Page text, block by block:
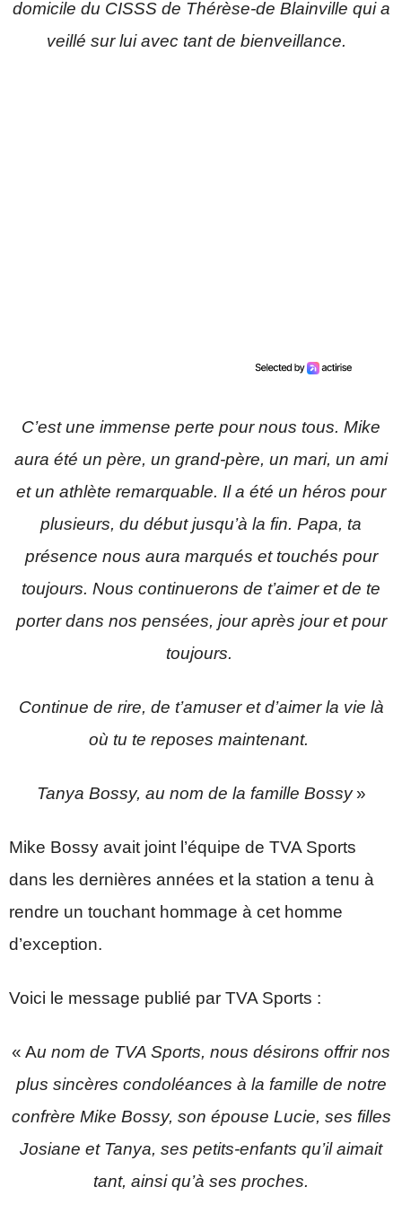
domicile du CISSS de Thérèse-de Blainville qui a
veillé sur lui avec tant de bienveillance.
C’est une immense perte pour nous tous. Mike
aura été un père, un grand-père, un mari, un ami
et un athlète remarquable. Il a été un héros pour
plusieurs, du début jusqu’à la fin. Papa, ta
présence nous aura marqués et touchés pour
toujours. Nous continuerons de t’aimer et de te
porter dans nos pensées, jour après jour et pour
toujours.
Continue de rire, de t’amuser et d’aimer la vie là
où tu te reposes maintenant.
Tanya Bossy, au nom de la famille Bossy»
Mike Bossy avait joint l’équipe de TVA Sports
dans les dernières années et la station a tenu à
rendre un touchant hommage à cet homme
d’exception.
Voici le message publié par TVA Sports :
« Au nom de TVA Sports, nous désirons offrir nos
plus sincères condoléances à la famille de notre
confrère Mike Bossy, son épouse Lucie, ses filles
Josiane et Tanya, ses petits-enfants qu’il aimait
tant, ainsi qu’à ses proches.